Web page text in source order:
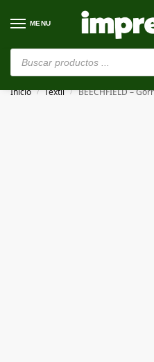
MENU
⚠️ Estamos en
Inicio / Textil / BEECHFIELD – Gorra estilo